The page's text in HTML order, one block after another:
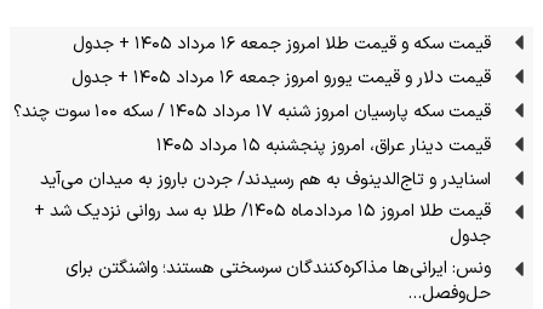
قیمت سکه و قیمت طلا امروز جمعه ۱۶ مرداد ۱۴۰۵ + جدول
قیمت دلار و قیمت یورو امروز جمعه ۱۶ مرداد ۱۴۰۵ + جدول
قیمت سکه پارسیان امروز شنبه ۱۷ مرداد ۱۴۰۵ / سکه ۱۰۰ سوت چند؟
قیمت دینار عراق، امروز پنجشنبه ۱۵ مرداد ۱۴۰۵
اسنایدر و تاج‌الدینوف به هم رسیدند/ جردن باروز به میدان می‌آید
قیمت طلا امروز ۱۵ مردادماه ۱۴۰۵/ طلا به سد روانی نزدیک شد +
جدول
ونس: ایرانی‌ها مذاکره‌کنندگان سرسختی هستند؛ واشنگتن برای
حل‌وفصل…